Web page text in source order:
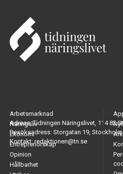
Adress: Tidningen Näringslivet, 114 82
Besöksadress: Storgatan 19, Stockholm
Kontakt: redaktionen@tn.se
Arbetsmarknad
Näringsliv
Ekonomi
Entreprenörskap
Opinion
Hållbarhet